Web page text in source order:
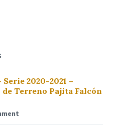
2020-2021 –
Terreno Pajita Falcón